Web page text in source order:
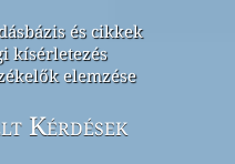
és cikkek
kísérletezés
elemzése
Kérdések